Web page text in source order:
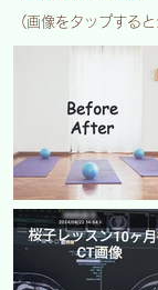
(画像をタップする